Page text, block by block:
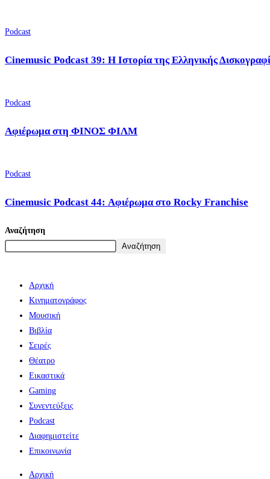
Podcast
Cinemusic Podcast 39: Η Ιστορία της Ελληνικής
Podcast
Αφιέρωμα στη ΦΙΝΟΣ ΦΙΛΜ
Podcast
Cinemusic Podcast 44: Αφιέρωμα στο Rocky Franchise
Αναζήτηση
Αναζήτηση
Αρχική
Κινηματογράφος
Μουσική
Βιβλία
Σειρές
Θέατρο
Εικαστικά
Gaming
Συνεντεύξεις
Podcast
Διαφημιστείτε
Επικοινωνία
Αρχική